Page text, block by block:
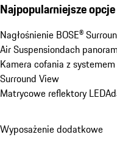
Najpopularniejsze
Nagłośnienie BOSE®
Air Suspensiondach
Kamera cofania z
Surround View
Matrycowe reflektory LED
Wyposażenie dodatkowe